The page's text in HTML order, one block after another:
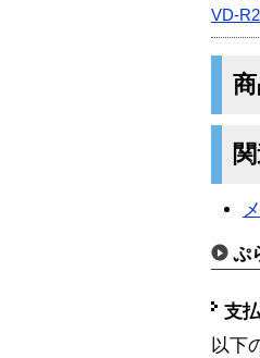
VD-
ぷ
支
以下